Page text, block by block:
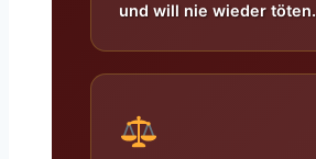
und will nie wieder töten.